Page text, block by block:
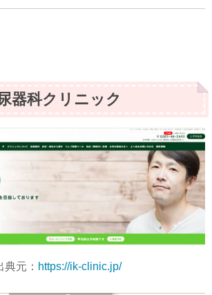
器科クリニック
典元： https://ik-clinic.jp/